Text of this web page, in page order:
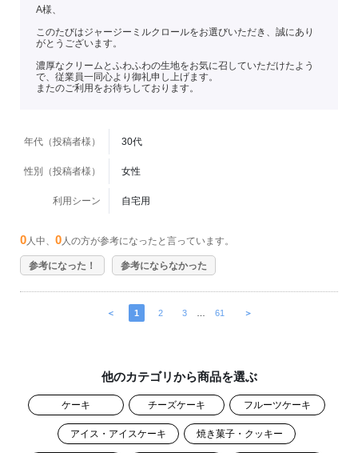
A様、
このたびはジャージーミルクロールをお選びいただき、誠にあり
がとうございます。
濃厚なクリームとふわふわの生地をお気に召していただけたよう
で、従業員一同心より御礼申し上げます。
またのご利用をお待ちしております。
年代（投稿者様） 30代
性別（投稿者様） 女性
利用シーン 自宅用
0 人中、 0 人の方が参考になったと言っています。
参考になった！ 参考にならなかった
＜ 1 2 3 … 61 ＞
他のカテゴリから商品を選ぶ
ケーキ チーズケーキ フルーツケーキ
アイス・アイスケーキ 焼き菓子・クッキー